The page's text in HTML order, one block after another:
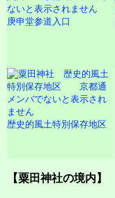
庚申堂参道入口
歴史的風土特別保存地区
【粟田神社の境内】